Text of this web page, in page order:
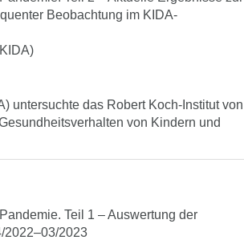
Beobachtung im KIDA-
untersuchte das Robert Koch-Institut von
von Kindern und
Teil 1 – Auswertung der
2022–03/2023